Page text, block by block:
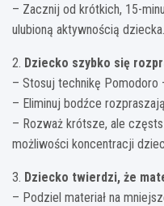
– Zacznij od krótkich, 15-
ulubioną aktywnością dziecka.
2. Dziecko szybko się
– Stosuj technikę Pomodoro
– Eliminuj bodźce
– Rozważ krótsze, ale
możliwości koncentracji
3. Dziecko twierdzi, że
– Podziel materiał na